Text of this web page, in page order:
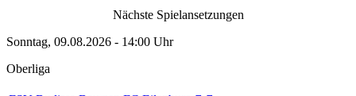
Nächste Spielansetzungen
Sonntag, 09.08.2026 - 14:00 Uhr
Oberliga